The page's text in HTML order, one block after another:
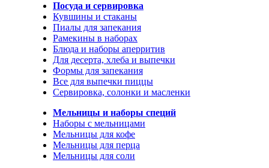
Посуда и сервировка
Кувшины и стаканы
Пиалы для запекания
Рамекины в наборах
Блюда и наборы аперритив
Для десерта, хлеба и выпечки
Формы для запекания
Все для выпечки пиццы
Сервировка, солонки и масленки
Мельницы и наборы специй
Наборы с мельницами
Мельницы для кофе
Мельницы для перца
Мельницы для соли